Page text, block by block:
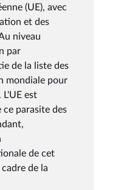
(UE), avec
et des
niveau
par
de la liste des
mondiale pour
L'UE est
parasite des
de cet
de la